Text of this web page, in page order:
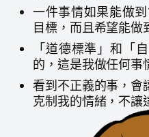
一件事情如果能做
目標，而且希望能做
「道德標準」和「
的，這是我做任何事
看到不正義的事，會
克制我的情緒，不讓